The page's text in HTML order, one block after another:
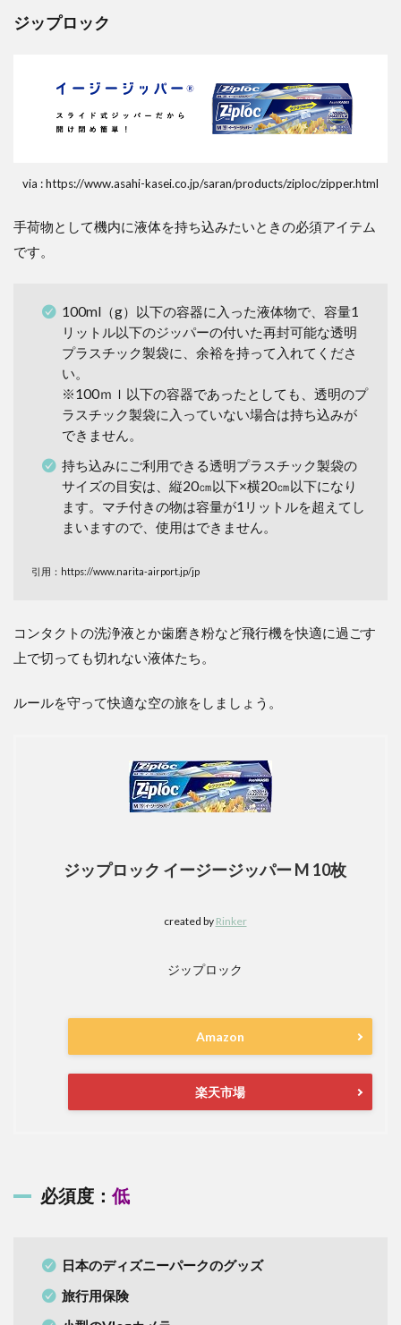
ジップロック
via : https://www.asahi-kasei.co.jp/saran/products/ziploc/zipper.html
手荷物として機内に液体を持ち込みたいときの必須アイテム
です。
100ml（g）以下の容器に入った液体物で、容量1
リットル以下のジッパーの付いた再封可能な透明
プラスチック製袋に、余裕を持って入れてくださ
い。
※100ｍｌ以下の容器であったとしても、透明のプ
ラスチック製袋に入っていない場合は持ち込みが
できません。
持ち込みにご利用できる透明プラスチック製袋の
サイズの目安は、縦20㎝以下×横20㎝以下になり
ます。マチ付きの物は容量が1リットルを超えてし
まいますので、使用はできません。
引用：https://www.narita-airport.jp/jp
コンタクトの洗浄液とか歯磨き粉など飛行機を快適に過ごす
上で切っても切れない液体たち。
ルールを守って快適な空の旅をしましょう。
ジップロック イージージッパー M 10枚
created by Rinker
ジップロック
Amazon
楽天市場
必須度：低
日本のディズニーパークのグッズ
旅行用保険